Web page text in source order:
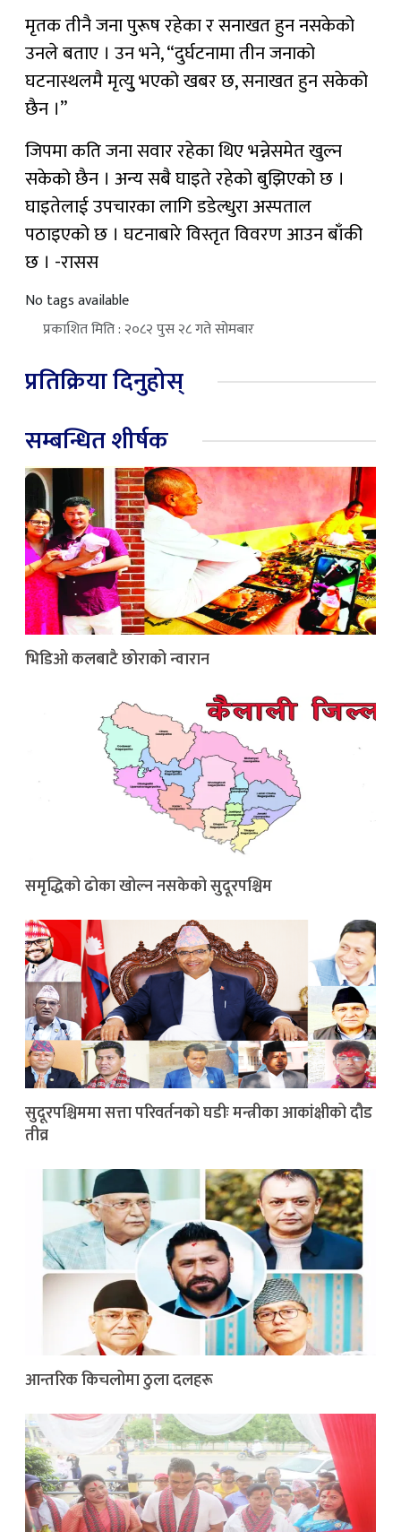
मृतक तीनै जना पुरूष रहेका र सनाखत हुन नसकेको
उनले बताए । उन भने, “दुर्घटनामा तीन जनाको
घटनास्थलमै मृत्युु भएको खबर छ, सनाखत हुन सकेको
छैन ।”
जिपमा कति जना सवार रहेका थिए भन्नेसमेत खुल्न
सकेको छैन । अन्य सबै घाइते रहेको बुझिएको छ ।
घाइतेलाई उपचारका लागि डडेल्धुरा अस्पताल
पठाइएको छ । घटनाबारे विस्तृत विवरण आउन बाँकी
छ । -रासस
No tags available
प्रकाशित मिति : २०८२ पुस २८ गते सोमबार
प्रतिक्रिया दिनुहोस्
सम्बन्धित शीर्षक
भिडिओ कलबाटै छोराको न्वारान
समृद्धिको ढोका खोल्न नसकेको सुदूरपश्चिम
सुदूरपश्चिममा सत्ता परिवर्तनको घडीः मन्त्रीका आकांक्षीको दौड
तीव्र
आन्तरिक किचलोमा ठुला दलहरू